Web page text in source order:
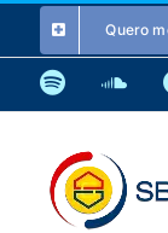
o
conteúdo
Quero
Spotify